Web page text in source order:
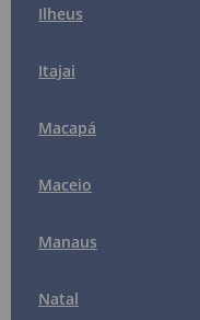
Ilheus
Itajai
Macapá
Maceio
Manaus
Natal